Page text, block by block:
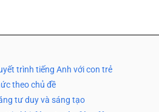
trình tiếng Anh với con trẻ
theo chủ đề
tư duy và sáng tạo